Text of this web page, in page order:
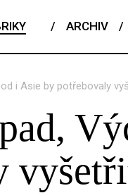
/ ARCHIV /
i Asie by potřebovaly